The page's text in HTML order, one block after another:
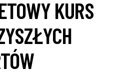
KURS